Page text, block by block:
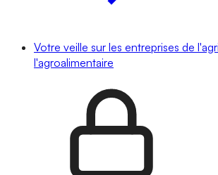
Votre veille sur les entreprises de
l'agroalimentaire